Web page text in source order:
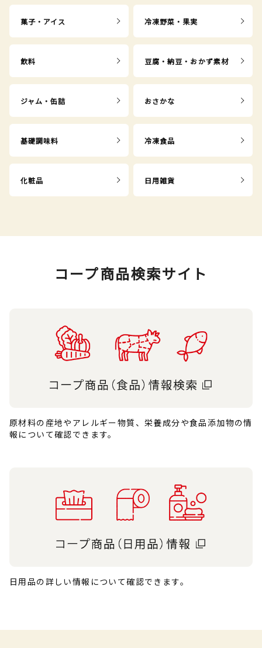
菓子・アイス 冷凍野菜・果実
飲料 豆腐・納豆・おかず素材
ジャム・缶詰 おさかな
基礎調味料 冷凍食品
化粧品 日用雑貨
コープ商品検索サイト
原材料の産地やアレルギー物質、栄養成分や食品添加物の情
報について確認できます。
日用品の詳しい情報について確認できます。